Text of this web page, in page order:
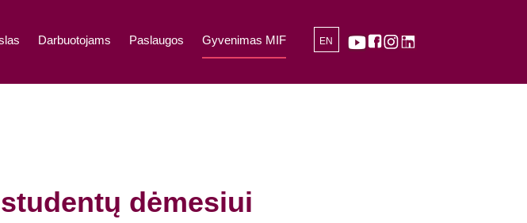
Darbuotojams Paslaugos Gyvenimas MIF EN
dėmesiui